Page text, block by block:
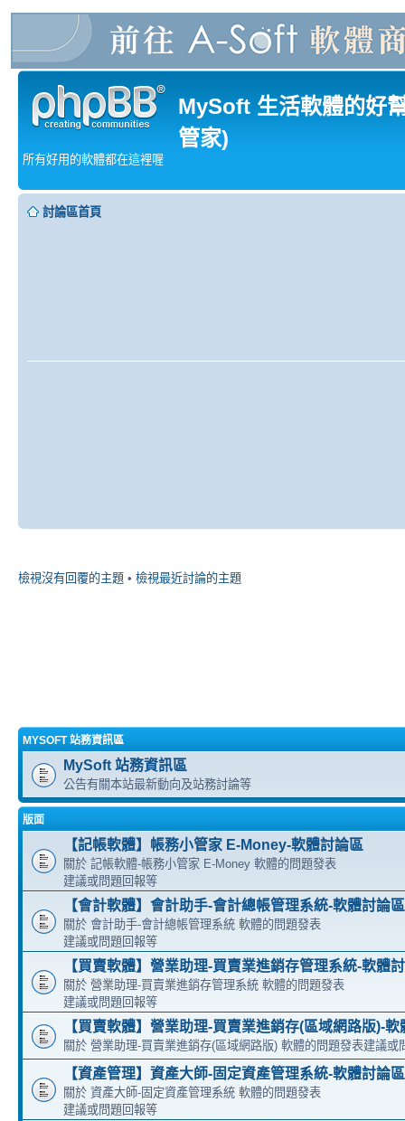
MySoft 生活軟體的好
管家)
所有好用的軟體都在這裡喔
討論區首頁
檢視沒有回覆的主題 • 檢視最近討論的主題
MYSOFT 站務資訊區
MySoft 站務資訊區
公告有關本站最新動向及站務討論等
版面
【記帳軟體】帳務小管家 E-Money-軟體討論區
關於 記帳軟體-帳務小管家 E-Money 軟體的問題發表
建議或問題回報等
【會計軟體】會計助手-會計總帳管理系統-軟體討論區
關於 會計助手-會計總帳管理系統 軟體的問題發表
建議或問題回報等
【買賣軟體】營業助理-買賣業進銷存管理系統-軟體
關於 營業助理-買賣業進銷存管理系統 軟體的問題發表
建議或問題回報等
【買賣軟體】營業助理-買賣業進銷存(區域網路版)-軟
關於 營業助理-買賣業進銷存(區域網路版) 軟體的問題發表建議或
【資產管理】資產大師-固定資產管理系統-軟體討論區
關於 資產大師-固定資產管理系統 軟體的問題發表
建議或問題回報等